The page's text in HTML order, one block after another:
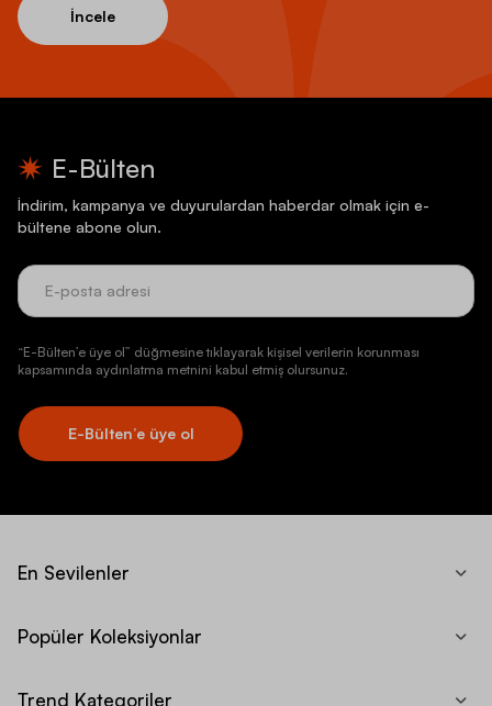
İncele
E-Bülten
İndirim, kampanya ve duyurulardan haberdar olmak için e-
bültene abone olun.
“E-Bülten’e üye ol” düğmesine tıklayarak kişisel verilerin korunması
kapsamında aydınlatma metnini kabul etmiş olursunuz.
E-Bülten’e üye ol
En Sevilenler
Popüler Koleksiyonlar
Trend Kategoriler